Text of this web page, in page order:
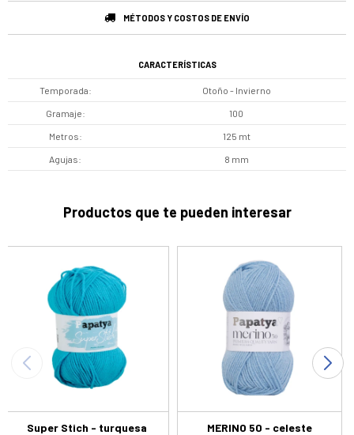
MÉTODOS Y COSTOS DE ENVÍO
CARACTERÍSTICAS
Temporada Otoño - Invierno
Gramaje 100
Metros 125 mt
Agujas 8 mm
Productos que te pueden interesar
Super Stich - turquesa MERINO 50 - celeste